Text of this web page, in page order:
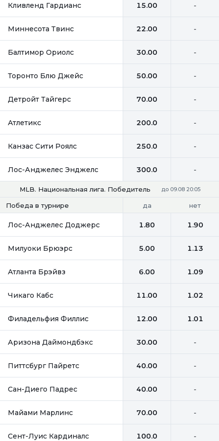
Кливленд Гардианс 15.00 -
Миннесота Твинс 22.00 -
Балтимор Ориолс 30.00 -
Торонто Блю Джейс 50.00 -
Детройт Тайгерс 70.00 -
Атлетикс 200.0 -
Канзас Сити Роялс 250.0 -
Лос-Анджелес Энджелс 300.0 -
MLB. Национальная лига. Победитель до 09.08 20:05
Победа в турнире да нет
Лос-Анджелес Доджерс 1.80 1.90
Милуоки Брюэрс 5.00 1.13
Атланта Брэйвз 6.00 1.09
Чикаго Кабс 11.00 1.02
Филадельфия Филлис 12.00 1.01
Аризона Даймондбэкс 30.00 -
Питтсбург Пайретс 40.00 -
Сан-Диего Падрес 40.00 -
Майами Марлинс 70.00 -
Сент-Луис Кардиналс 100.0 -